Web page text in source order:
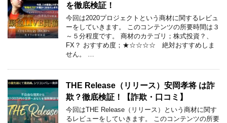
を徹底検証！
今回は2020プロジェクトという商材に関するレビュ
ーをしていきます。 このコンテンツの所要時間は３
～５分程度です。 商材のカテゴリ；株式投資？、
FX？ おすすめ度；★☆☆☆☆ 絶対おすすめしま
せん。 …
THE Release（リリース）安岡孝将 は詐
欺？徹底検証！【詐欺・口コミ】
今回はTHE Release（リリース）という商材に関す
るレビューをしていきます。 このコンテンツの所要